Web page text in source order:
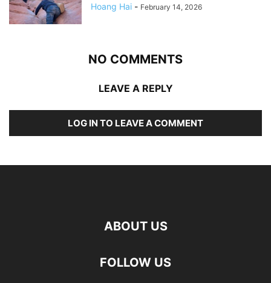
Hoang Hai - February 14, 2026
NO COMMENTS
LEAVE A REPLY
LOG IN TO LEAVE A COMMENT
ABOUT US
FOLLOW US